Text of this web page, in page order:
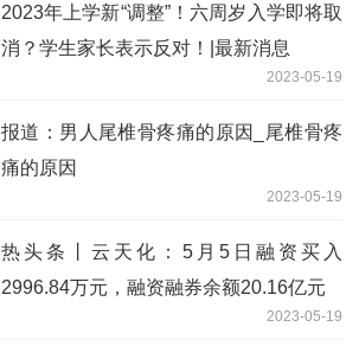
2023年上学新“调整”！六周岁入学即将取
消？学生家长表示反对！|最新消息
2023-05-19
报道：男人尾椎骨疼痛的原因_尾椎骨疼
痛的原因
2023-05-19
热头条丨云天化：5月5日融资买入
2996.84万元，融资融券余额20.16亿元
2023-05-19